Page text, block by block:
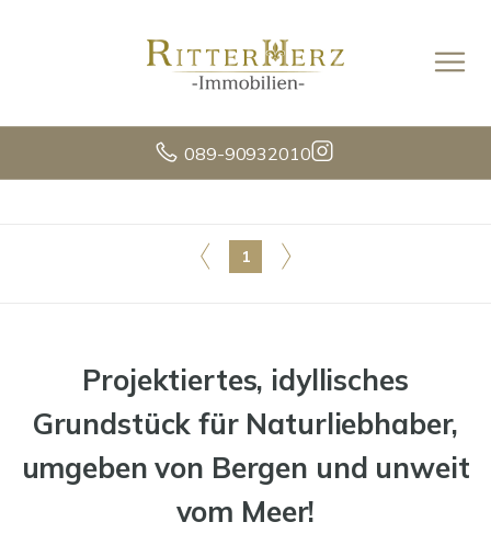
089-90932010
1
Projektiertes, idyllisches
Grundstück für Naturliebhaber,
umgeben von Bergen und unweit
vom Meer!